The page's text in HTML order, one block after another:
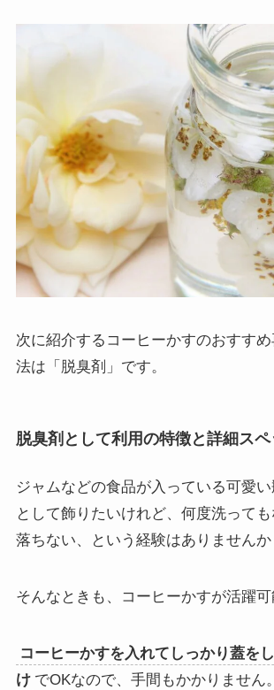
次に紹介するコーヒーかすのおすす
法は「脱臭剤」です。
脱臭剤として利用の特徴と詳細スペ
ジャムなどの食品が入っている可愛
として飾りたいけれど、何度洗って
落ちない、という経験はありませんか
そんなときも、コーヒーかすが活躍可
コーヒーかすを入れてしっかり蓋を
け でOKなので、手間もかかりません。